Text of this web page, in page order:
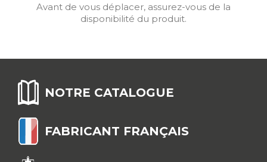
Avant de vous déplacer, assurez-vous de la
disponibilité du produit.
NOTRE CATALOGUE
FABRICANT FRANÇAIS